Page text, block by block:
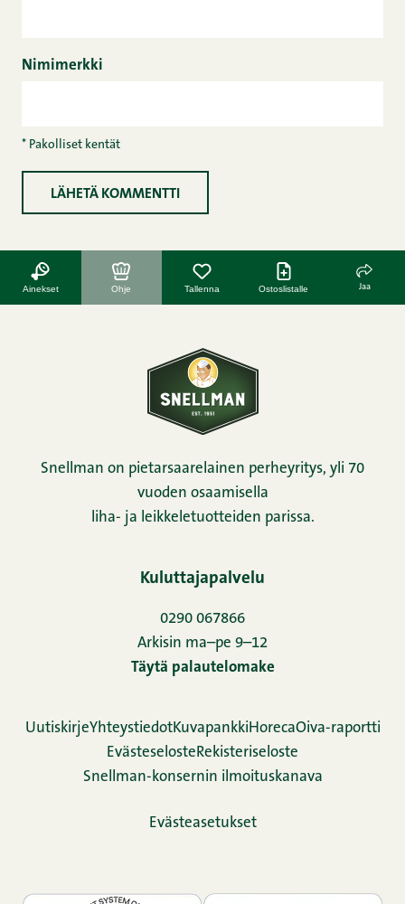
Nimimerkki
* Pakolliset kentät
Ainekset Ohje Tallenna Ostoslistalle Jaa
Snellman on pietarsaarelainen perheyritys, yli 70
vuoden osaamisella
liha- ja leikkeletuotteiden parissa.
Kuluttajapalvelu
0290 067866
Arkisin ma–pe 9–12
Täytä palautelomake
UutiskirjeYhteystiedotKuvapankki HorecaOiva-raportti
Evästeseloste Rekisteriseloste
Snellman-konsernin ilmoituskanava
Evästeasetukset